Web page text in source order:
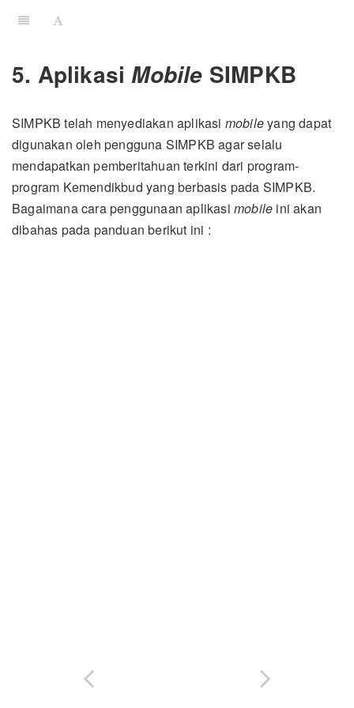
5. AplikasiMobile SIMPKB
SIMPKB telah menyediakan aplikasi mobileyang dapat
digunakan oleh pengguna SIMPKB agar selalu
mendapatkan pemberitahuan terkini dari program-
program Kemendikbud yang berbasis pada SIMPKB.
Bagaimana cara penggunaan aplikasi mobile ini akan
dibahas pada panduan berikut ini :